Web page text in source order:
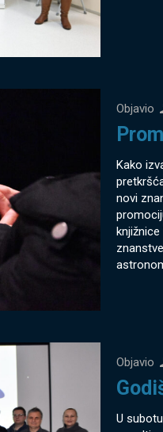
Objavio
Kako
novi
Objavio
U